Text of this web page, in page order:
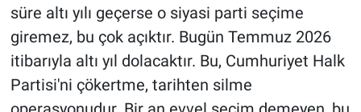
süre altı yılı geçerse o siyasi parti seçime
giremez, bu çok açıktır. Bugün Temmuz 2026
itibarıyla altı yıl dolacaktır. Bu, Cumhuriyet Halk
Partisi'ni çökertme, tarihten silme